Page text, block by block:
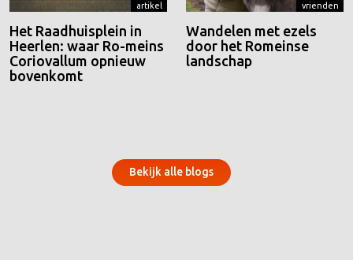
artikel
Het Raadhuisplein in
Heerlen: waar Ro-meins
Coriovallum opnieuw
bovenkomt
vrienden
Wandelen met ezels
door het Romeinse
landschap
Bekijk alle blogs